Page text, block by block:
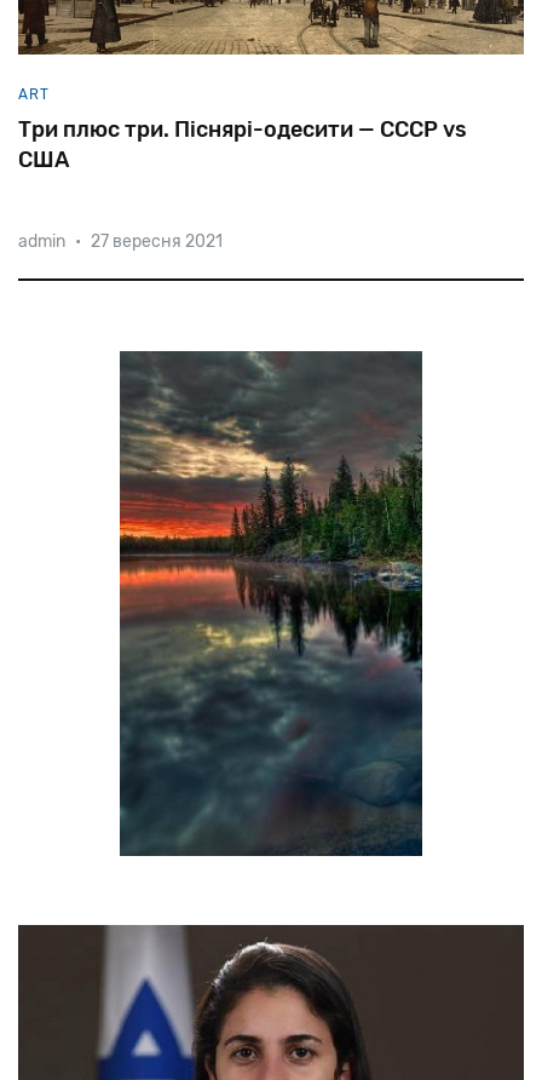
ART
Три плюс три. Піснярі-одесити — СССР vs
США
Одеса здавна відома як
для всього світу. До революції євреї їхали у
admin • 27 вересня 2021